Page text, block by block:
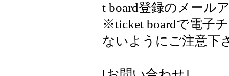
t board登録のメール
※ticket boardで電子
ないようにご注意下